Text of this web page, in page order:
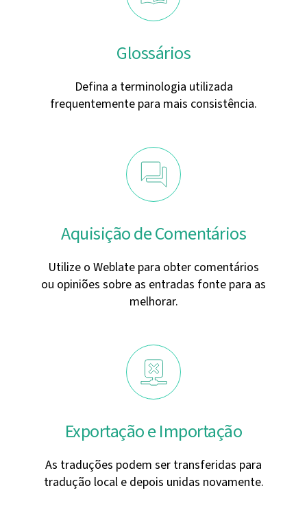
Glossários
Defina a terminologia utilizada
frequentemente para mais consistência.
Aquisição de Comentários
Utilize o Weblate para obter comentários
ou opiniões sobre as entradas fonte para as
melhorar.
Exportação e Importação
As traduções podem ser transferidas para
tradução local e depois unidas novamente.